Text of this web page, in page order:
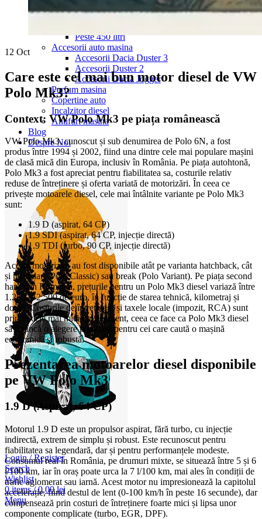
Sub 350 Litri
Peste 450 litri
Accesorii auto masina
Accesorii Dacia Duster 3
Accesorii Duster 2
Accesorii Dacia Jogger
Parfum masina
Copertine auto
Incalzitor diesel
Antifurt masina
Blog
Despre Noi
Login / Register
Search
Wishlist
0items / 0,00lei
Menu
12 Oct
Care este cel mai bun motor diesel de VW
Polo Mk3?
Context: VW Polo Mk3 pe piața românească
VW Polo Mk3, cunoscut și sub denumirea de Polo 6N, a fost
produs între 1994 și 2002, fiind una dintre cele mai populare mașini
de clasă mică din Europa, inclusiv în România. Pe piața autohtonă,
Polo Mk3 a fost apreciat pentru fiabilitatea sa, costurile relativ
reduse de întreținere și oferta variată de motorizări. În ceea ce
privește motoarele diesel, cele mai întâlnite variante pe Polo Mk3
sunt:
1.9 D (aspirat, 64 CP)
1.9 SDI (aspirat, 64 CP, injecție directă)
1.9 TDI (turbo, 90 CP, injecție directă)
Aceste motorizări au fost disponibile atât pe varianta hatchback, cât
și pe sedan (Polo Classic) sau break (Polo Variant). Pe piața second
hand din România, prețurile pentru un Polo Mk3 diesel variază între
1.200 și 2.500 de euro, în funcție de starea tehnică, kilometraj și
dotări. Costurile de întreținere și taxele locale (impozit, RCA) sunt
printre cele mai mici din segment, ceea ce face ca Polo Mk3 diesel
să fie încă o alegere populară pentru cei care caută o mașină
economică și robustă.
Prezentarea motoarelor diesel disponibile
pe VW Polo Mk3
1.9 D (Aspirat, 64 CP)
Motorul 1.9 D este un propulsor aspirat, fără turbo, cu injecție
indirectă, extrem de simplu și robust. Este recunoscut pentru
fiabilitatea sa legendară, dar și pentru performanțele modeste.
Consumul real în România, pe drumuri mixte, se situează între 5 și 6
l/100 km, iar în oraș poate urca la 7 l/100 km, mai ales în condiții de
trafic aglomerat sau iarnă. Acest motor nu impresionează la capitolul
accelerație, fiind destul de lent (0-100 km/h în peste 16 secunde), dar
compensează prin costuri de întreținere foarte mici și lipsa unor
componente complicate (turbo, EGR, DPF).